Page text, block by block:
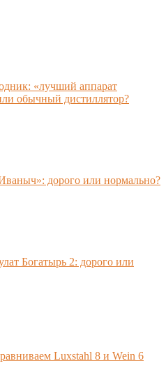
«лучший аппарат
обычный дистиллятор?
дорого или нормально?
Богатырь 2: дорого или
Luxstahl 8 и Wein 6